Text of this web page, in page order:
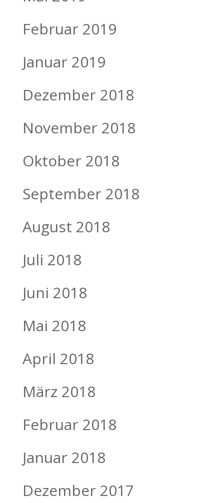
Februar 2019
Januar 2019
Dezember 2018
November 2018
Oktober 2018
September 2018
August 2018
Juli 2018
Juni 2018
Mai 2018
April 2018
März 2018
Februar 2018
Januar 2018
Dezember 2017